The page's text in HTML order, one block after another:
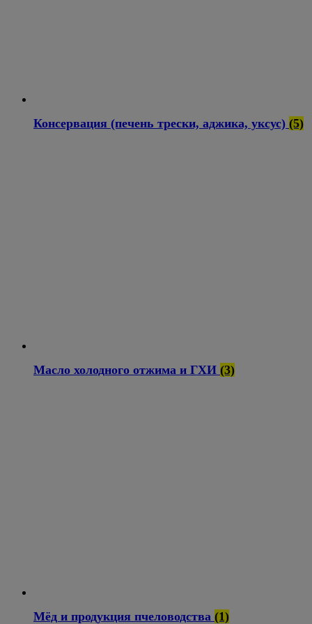
Консервация (печень трески, аджика, уксус) (5)
Масло холодного отжима и ГХИ (3)
Мёд и продукция пчеловодства (1)